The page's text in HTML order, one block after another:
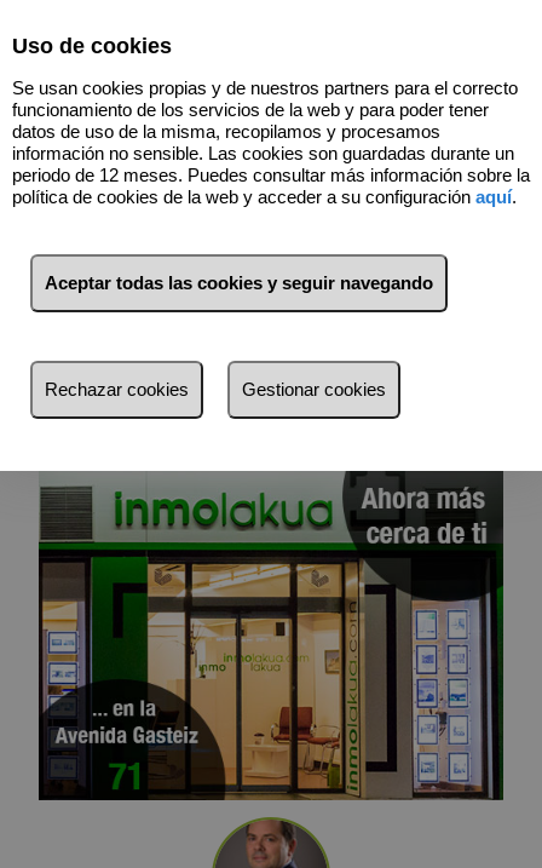
Contacto
01009 Vitoria-Gasteiz, Álava
Teléfono:945 107 109
info@inmolakua.com
Uso de cookies
Se usan cookies propias y de nuestros partners para el correcto
funcionamiento de los servicios de la web y para poder tener
datos de uso de la misma, recopilamos y procesamos
información no sensible. Las cookies son guardadas durante un
periodo de 12 meses. Puedes consultar más información sobre la
política de cookies de la web y acceder a su configuración aquí.
Aceptar todas las cookies y seguir navegando
Rechazar cookies Gestionar cookies